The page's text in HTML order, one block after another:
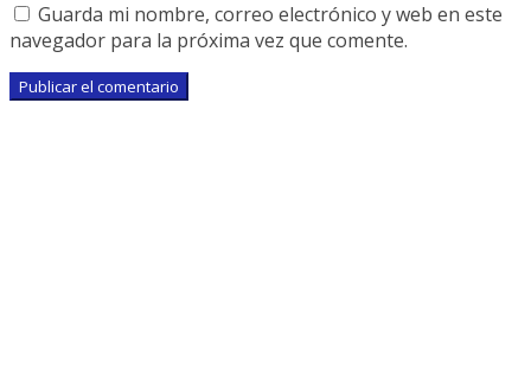
Guarda mi nombre, correo electrónico y web en este
navegador para la próxima vez que comente.